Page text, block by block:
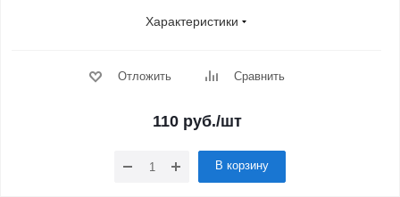
Характеристики
Отложить Сравнить
110руб./шт
В корзину